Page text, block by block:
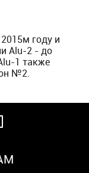
году и
Alu-2 - до
1 также
№2.